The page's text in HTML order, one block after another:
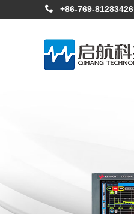
+86-769-81283426